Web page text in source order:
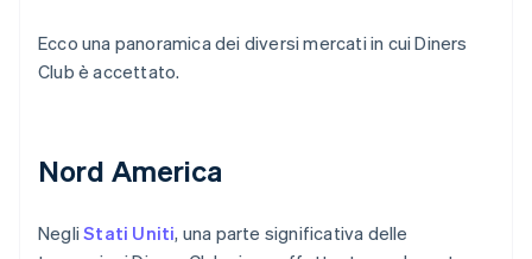
Ecco una panoramica dei diversi mercati in cui Diners
Club è accettato.
Nord America
NegliStati Uniti, una parte significativa delle